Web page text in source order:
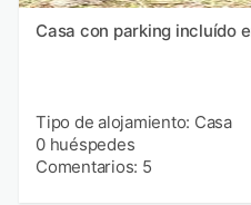
Casa con parking incluído
Tipo de alojamiento: Casa
0 huéspedes
Comentarios: 5